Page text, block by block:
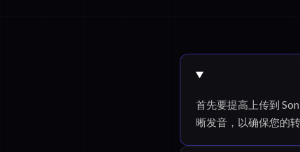
首先要提高上传到
晰发音，以确保您的